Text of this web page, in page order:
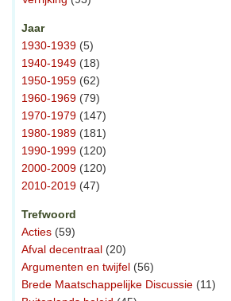
Jaar
1930-1939 (5)
1940-1949 (18)
1950-1959 (62)
1960-1969 (79)
1970-1979 (147)
1980-1989 (181)
1990-1999 (120)
2000-2009 (120)
2010-2019 (47)
Trefwoord
Acties (59)
Afval decentraal (20)
Argumenten en twijfel (56)
Brede Maatschappelijke Discussie (11)